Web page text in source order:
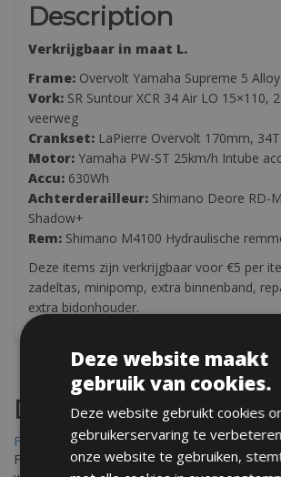
Description
Verkrijgbaar in maat L.
Frame: Overvolt Yamaha Supreme 5 Alloy
Vork: SR Suntour XCR 34 Air LO 15×110,
veerweg
Crankset: LaPierre Overvolt 170mm, 34T
Motor: Yamaha PW-ST 25km/h Intube
Accu: 630Wh
Achterderailleur: Shimano Deore RD-
Shadow+
Rem: Shimano M4100 Hydraulische
Deze items zijn verkrijgbaar voor €5 per
zadeltas, minipomp, extra binnenband,
extra bidonhouder.
Destinations
Frejus Fietsverhuur
Fréjus en Saint-Raphaël liggen aan de
Deze website maakt
gebruik van cookies.
Deze website gebruikt cookies
gebruikerservaring te
onze website te gebruiken,